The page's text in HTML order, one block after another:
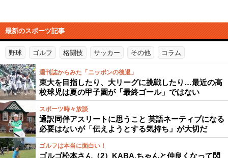
最新のスポーツ記事
野球 ゴルフ 格闘技 サッカー その他 コラム
週刊誌からみた「ニッポンの後退」
東大を目指したり、大リーグに挑戦したり…最近の高
校球児は夏の甲子園が「最終ゴール」ではない
スポーツ時々放談
通訳同伴アスリートに思うこと 英語ネーティブになる
必要はないが「伝えようとする気持ち」が大切だ
ゴルフは本当に面白い！
ゴルゴ松本さん（2）KABA.ちゃんと仲良くなって閃